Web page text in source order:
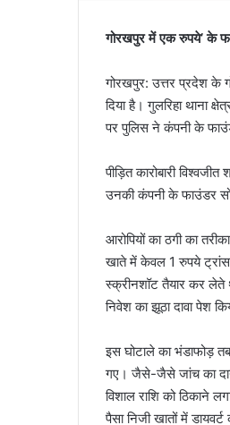
गोरखपुर में एक रुपये’ के
​गोरखपुर: उत्तर प्रदेश के
दिया है। गुलरिहा थाना
पर पुलिस ने कंपनी के
​पीड़ित कारोबारी
उनकी कंपनी के फाउंडर
​आरोपियों का ठगी का
खाते में केवल 1 रुपये
स्क्रीनशॉट तैयार कर लेते
निवेश का झूठा दावा पेश
​इस घोटाले का भंडाफोड़
गए। जैसे-जैसे जांच का
विशाल राशि को ठिकाने
पैसा निजी खातों में डायवर्ट